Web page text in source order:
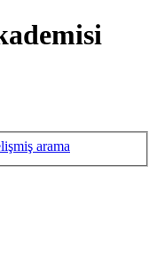
arama